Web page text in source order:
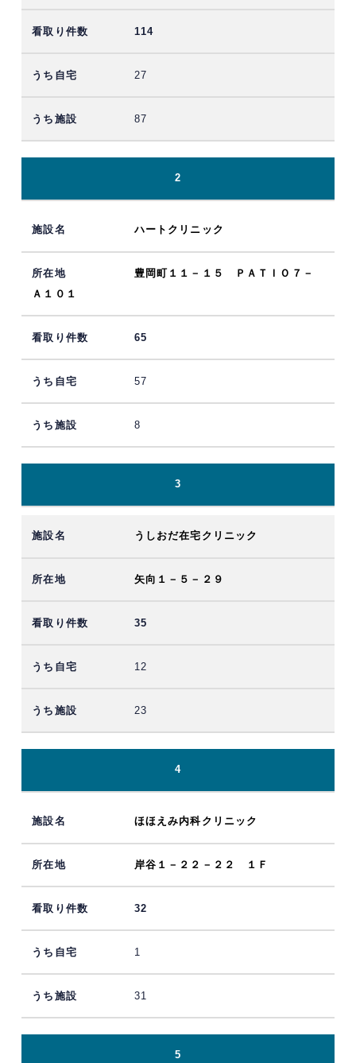
114
27
87
2
ハートクリニック
豊岡町１１－１５ ＰＡＴＩＯ７－
Ａ１０１
65
57
8
3
うしおだ在宅クリニック
矢向１－５－２９
35
12
23
4
ほほえみ内科クリニック
岸谷１－２２－２２ １Ｆ
32
1
31
5